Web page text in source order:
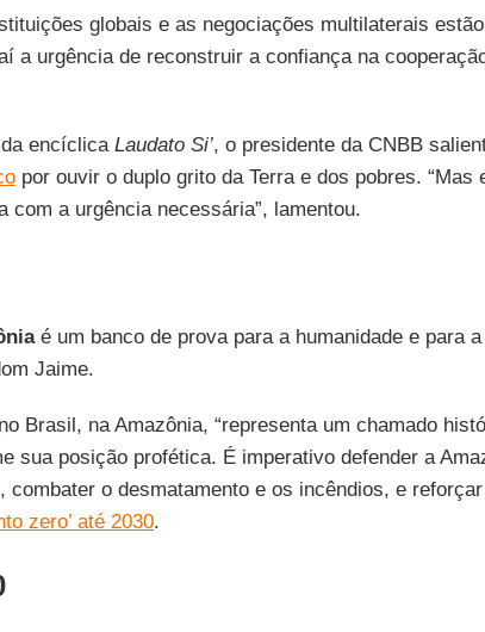
globais e as negociações multilaterais
a urgência de reconstruir a confiança na
encíclicaLaudato Si’, o presidente da CNBB
por ouvir o duplo grito da Terra e dos pobres. “Mas
com a urgência necessária”, lamentou.
é um banco de prova para a humanidade e para a
Jaime.
no Brasil, na Amazônia, “representa um chamado
sua posição profética. É imperativo defender a
combater o desmatamento e os incêndios, e
zero’ até 2030.